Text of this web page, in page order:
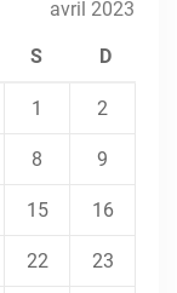
avril 2023
S D
1 2
8 9
15 16
22 23